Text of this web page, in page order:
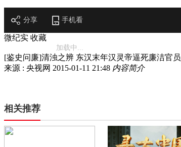
分享 手机看
微纪实 收藏
加载中...
[鉴史问廉]清浊之辨 东汉末年汉灵帝逼死廉洁官员
来源 : 央视网 2015-01-11 21:48 内容简介
相关推荐